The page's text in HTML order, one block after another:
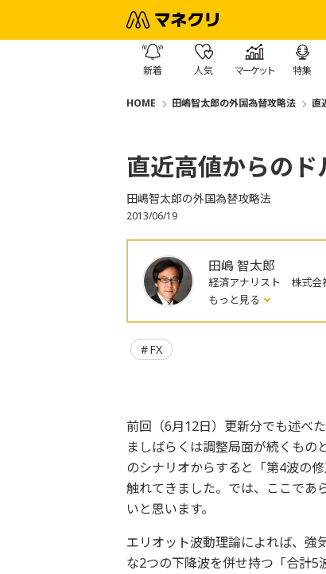
新着 人気 マーケット 特集
HOME 田嶋智太郎の外国為替攻略法 直
直近高値からの
田嶋智太郎の外国為替攻略法
2013/06/19
田嶋 智太郎
経済アナリスト 株式
もっと見る
FX
前回（6月12日）更新分でも述べ
ましばらくは調整局面が続くもの
のシナリオからすると「第4波の
触れてきました。では、ここであ
いと思います。
エリオット波動理論によれば、強
な2つの下降波を併せ持つ「合計5